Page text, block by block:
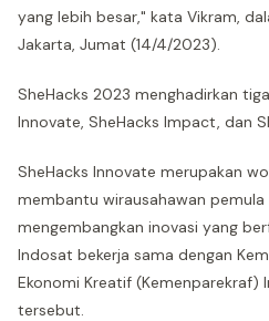
yang lebih besar," kata Vikram,
Jakarta, Jumat (14/4/2023).
SheHacks 2023 menghadirkan
Innovate, SheHacks Impact, dan
SheHacks Innovate merupakan
membantu wirausahawan
mengembangkan inovasi yang
Indosat bekerja sama dengan
Ekonomi Kreatif (Kemenparekraf)
tersebut.